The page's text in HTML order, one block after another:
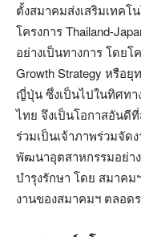
ตั้งสมาคมส่งเสริมเทค
โครงการ Thailand-
อย่างเป็นทางการ โดย
Growth Strategy หรือ
ญี่ปุ่น ซึ่งเป็นไปในทิศทา
ไทย จึงเป็นโอกาสอันดี
ร่วมเป็นเจ้าภาพร่วมจัด
พัฒนาอุตสาหกรรมอย่า
บำรุงรักษา โดย สมาคม
งานของสมาคมฯ ตลอด